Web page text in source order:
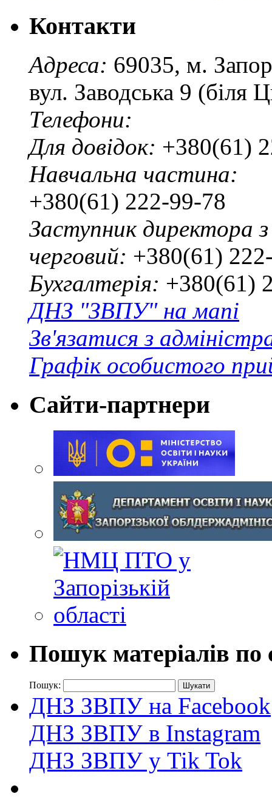
Контакти
Адреса: 69035, м.
вул. Заводська 9 (біля
Телефони:
Для довідок: +380(61)
Навчальна частина:
+380(61) 222-99-78
Заступник директора
черговий: +380(61)
Бухгалтерія: +380(61)
ДНЗ "ЗВПУ" на мапі
Зв'язатися з
Графік особистого
Сайти-партнери
Пошук матеріалів по
Пошук:
ДНЗ ЗВПУ на Facebook
ДНЗ ЗВПУ в Instagram
ДНЗ ЗВПУ у Tik Tok